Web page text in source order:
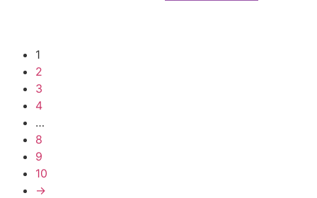
1
2
3
4
…
8
9
10
→